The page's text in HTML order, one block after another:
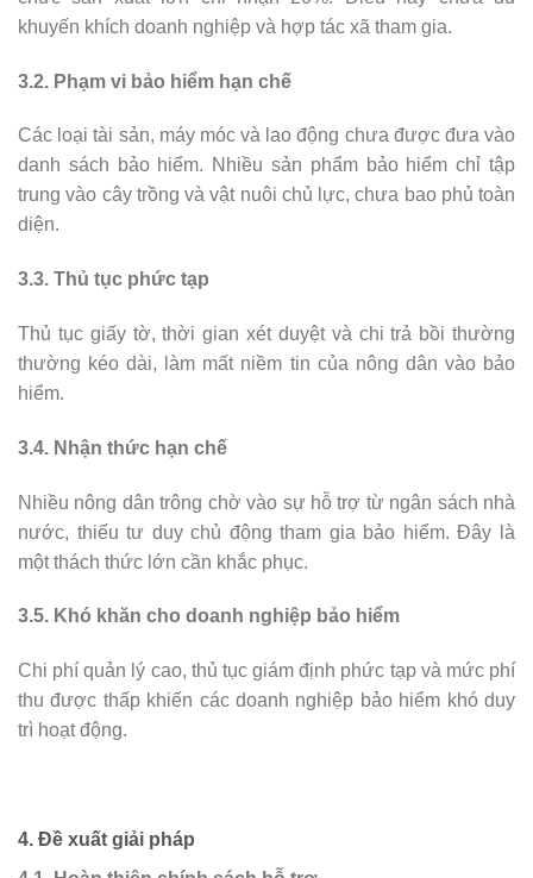
khuyến khích doanh nghiệp và hợp tác xã tham gia.
3.2. Phạm vi bảo hiểm hạn chế
Các loại tài sản, máy móc và lao động chưa được đưa vào
danh sách bảo hiểm. Nhiều sản phẩm bảo hiểm chỉ tập
trung vào cây trồng và vật nuôi chủ lực, chưa bao phủ toàn
diện.
3.3. Thủ tục phức tạp
Thủ tục giấy tờ, thời gian xét duyệt và chi trả bồi thường
thường kéo dài, làm mất niềm tin của nông dân vào bảo
hiểm.
3.4. Nhận thức hạn chế
Nhiều nông dân trông chờ vào sự hỗ trợ từ ngân sách nhà
nước, thiếu tư duy chủ động tham gia bảo hiểm. Đây là
một thách thức lớn cần khắc phục.
3.5. Khó khăn cho doanh nghiệp bảo hiểm
Chi phí quản lý cao, thủ tục giám định phức tạp và mức phí
thu được thấp khiến các doanh nghiệp bảo hiểm khó duy
trì hoạt động.
4. Đề xuất giải pháp